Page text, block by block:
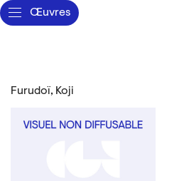
Œuvres
Furudoï, Koji